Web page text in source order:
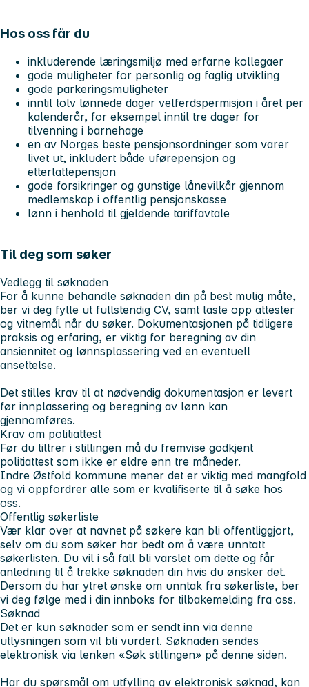
Hos oss får du
inkluderende læringsmiljø med erfarne kollegaer
gode muligheter for personlig og faglig utvikling
gode parkeringsmuligheter
inntil tolv lønnede dager velferdspermisjon i året per
kalenderår, for eksempel inntil tre dager for
tilvenning i barnehage
en av Norges beste pensjonsordninger som varer
livet ut, inkludert både uførepensjon og
etterlattepensjon
gode forsikringer og gunstige lånevilkår gjennom
medlemskap i offentlig pensjonskasse
lønn i henhold til gjeldende tariffavtale
Til deg som søker
Vedlegg til søknaden
For å kunne behandle søknaden din på best mulig måte,
ber vi deg fylle ut fullstendig CV, samt laste opp attester
og vitnemål når du søker. Dokumentasjonen på tidligere
praksis og erfaring, er viktig for beregning av din
ansiennitet og lønnsplassering ved en eventuell
ansettelse.
Det stilles krav til at nødvendig dokumentasjon er levert
før innplassering og beregning av lønn kan
gjennomføres.
Krav om politiattest
Før du tiltrer i stillingen må du fremvise godkjent
politiattest som ikke er eldre enn tre måneder.
Indre Østfold kommune mener det er viktig med mangfold
og vi oppfordrer alle som er kvalifiserte til å søke hos
oss.
Offentlig søkerliste
Vær klar over at navnet på søkere kan bli offentliggjort,
selv om du som søker har bedt om å være unntatt
søkerlisten. Du vil i så fall bli varslet om dette og får
anledning til å trekke søknaden din hvis du ønsker det.
Dersom du har ytret ønske om unntak fra søkerliste, ber
vi deg følge med i din innboks for tilbakemelding fra oss.
Søknad
Det er kun søknader som er sendt inn via denne
utlysningen som vil bli vurdert. Søknaden sendes
elektronisk via lenken «Søk stillingen» på denne siden.
Har du spørsmål om utfylling av elektronisk søknad, kan